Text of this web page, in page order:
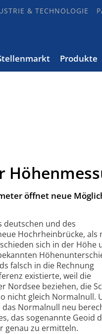
& TECHNOLOGIE
Produkte
öffnet neue
deutschen und des
Hochrheinbrücke, als
sich in der Höhe
falsch in die Rechnung
existierte, weil die
Nordsee beziehen, die
nicht gleich Normalnull.
Normalnull neu
das sogenannte Geoid
genau zu ermitteln.